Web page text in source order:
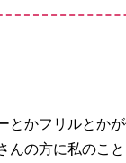
とかフリルと
んの方に私のこ